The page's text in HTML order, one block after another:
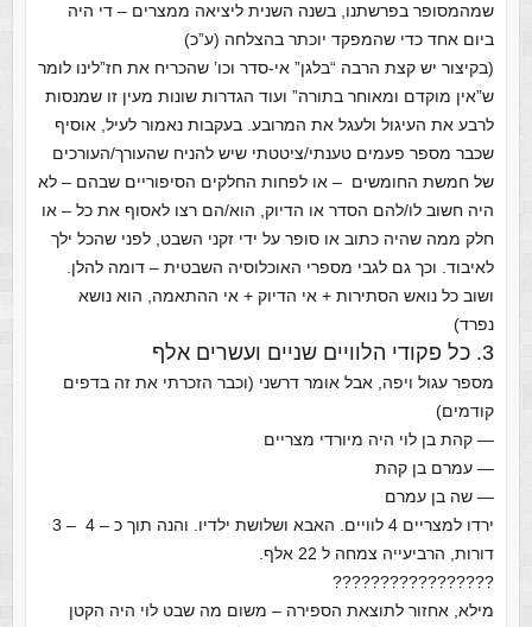
שמהמסופר בפרשתנו, בשנה השנית ליציאה ממצרים – די היה
ביום אחד כדי שהמפקד יוכתר בהצלחה (ע”כ)
(בקיצור יש קצת הרבה “בלגן” אי-סדר וכו’ שהכריח את חז”לינו לומר
ש”אין מוקדם ומאוחר בתורה” ועוד הגדרות שונות מעין זו שמנסות
לרבע את העיגול ולעגל את המרובע. בעקבות נאמור לעיל, אוסיף
שכבר מספר פעמים טענתי/ציטטתי שיש להניח שהעורך/העורכים
של חמשת החומשים – או לפחות החלקים הסיפוריים שבהם – לא
היה חשוב לו/להם הסדר או הדיוק, הוא/הם רצו לאסוף את כל – או
חלק ממה שהיה כתוב או סופר על ידי זקני השבט, לפני שהכל ילך
לאיבוד. וכך גם לגבי מספרי האוכלוסיה השבטית – דומה להלן.
ושוב כל נואש הסתירות + אי הדיוק + אי ההתאמה, הוא נושא
נפרד)
3. כל פקודי הלוויים שניים ועשרים אלף
מספר עגול ויפה, אבל אומר דרשני (וכבר הזכרתי את זה בדפים
קודמים)
— קהת בן לוי היה מיורדי מצריים
— עמרם בן קהת
— שה בן עמרם
ירדו למצריים 4 לוויים. האבא ושלושת ילדיו. והנה תוך כ – 4 – 3
דורות, הרביעייה צמחה ל 22 אלף.
?????????????????
מילא, אחזור לתוצאת הספירה – משום מה שבט לוי היה הקטן